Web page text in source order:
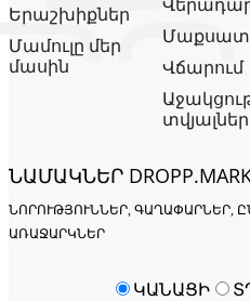
Երաշխիքներ
Մամուլը մեր
մասին
Վճարում
տվյալներ
ՆԱՄԱԿՆԵՐ
ՆՈՐՈՒԹՅՈՒՆՆԵՐ, ԳԱՂԱՓԱՐՆԵՐ,
ՌԱՋԱՐԿՆԵՐ
ԿԱՆԱՑԻ